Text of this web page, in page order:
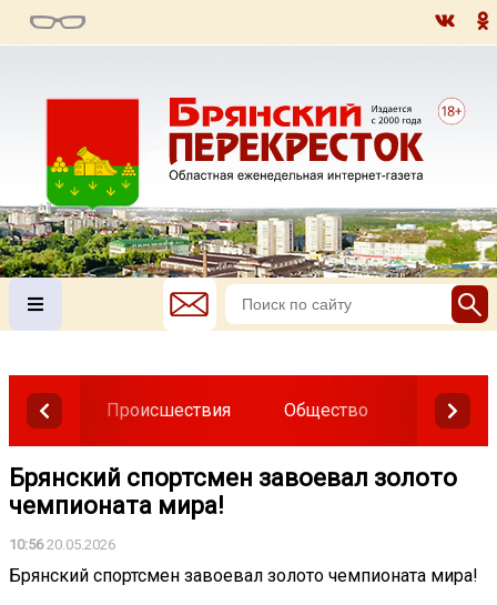
Происшествия Общество Власть
Брянский спортсмен завоевал золото
чемпионата мира!
10:5620.05.2026
Брянский спортсмен завоевал золото чемпионата мира!